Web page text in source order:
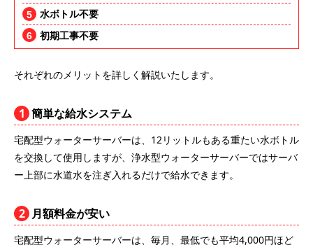
水ボトル不要
初期工事不要
それぞれのメリットを詳しく解説いたします。
1 簡単な給水システム
宅配型ウォーターサーバーは、12リットルもある重たい水ボトル
を交換して使用しますが、浄水型ウォーターサーバーではサーバ
ー上部に水道水を注ぎ入れるだけで給水できます。
2 月額料金が安い
宅配型ウォーターサーバーは、毎月、最低でも平均4,000円ほど